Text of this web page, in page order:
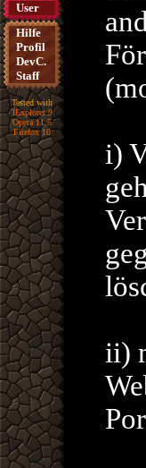
User
Hilfe
Profil
DevC.
Staff
Tested with
IExplorer 9
Opera 11.5
Firefox 10
i)
ii)